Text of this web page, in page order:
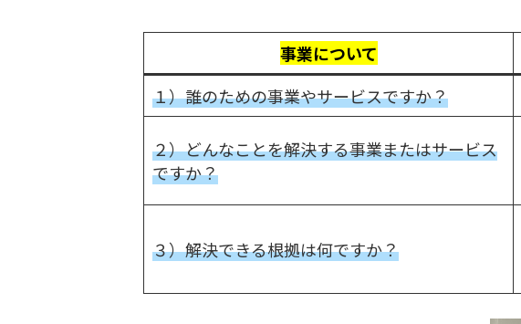
事業について
１）誰のための事業やサービスですか？
２）どんなことを解決する事業またはサービス
ですか？
３）解決できる根拠は何ですか？